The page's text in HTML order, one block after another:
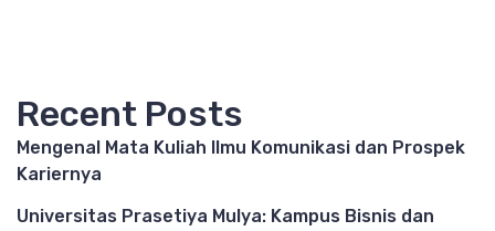
Recent Posts
Mengenal Mata Kuliah Ilmu Komunikasi dan Prospek
Kariernya
Universitas Prasetiya Mulya: Kampus Bisnis dan